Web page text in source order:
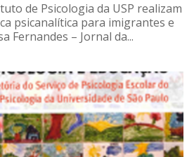
de Psicologia da USP realizam
psicanalítica para imigrantes e
Fernandes – Jornal da...